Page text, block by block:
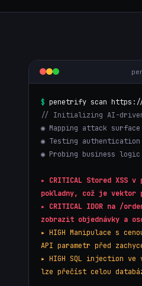
$ penetrify scan
// Initializing AI-driven
◉ Mapping attack
◉ Testing
◉ Probing business
▸ CRITICAL Stored XSS
pokladny, což je vektor
▸ CRITICAL IDOR na /
zobrazit objednávky a
▸ HIGH Manipulace s
API parametr před
▸ HIGH SQL injection ve
lze přečíst celou